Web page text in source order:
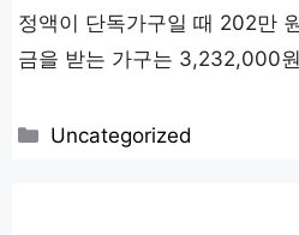
정액이 단독가구일 때 202만
금을 받는 가구는 3,232,000
카
Uncategorized